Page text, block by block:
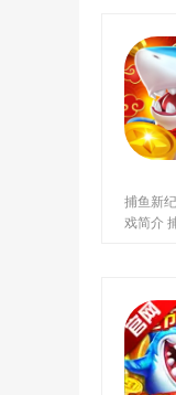
欢的玩
捕鱼新
戏简介
能特效
场景地
风格迥